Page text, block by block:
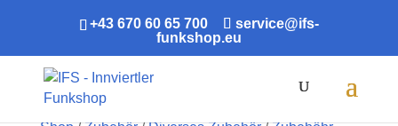
+43 670 60 65 700
service@ifs-
funkshop.eu